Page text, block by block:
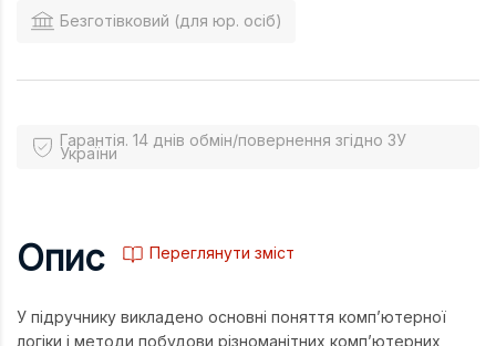
Безготівковий (для юр. осіб)
Гарантія. 14 днів обмін/повернення згідно ЗУ
України
Опис Переглянути зміст
У підручнику викладено основні поняття комп’ютерної
логіки і методи побудови різноманітних комп’ютерних